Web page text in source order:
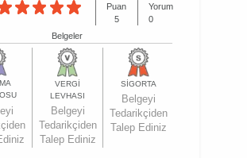
Puan
5
Yorum
0
Belgeler
VERGİ
LEVHASI
Belgeyi
Tedarikçiden
Talep Ediniz
SİGORTA
Belgeyi
Tedarikçiden
Talep Ediniz